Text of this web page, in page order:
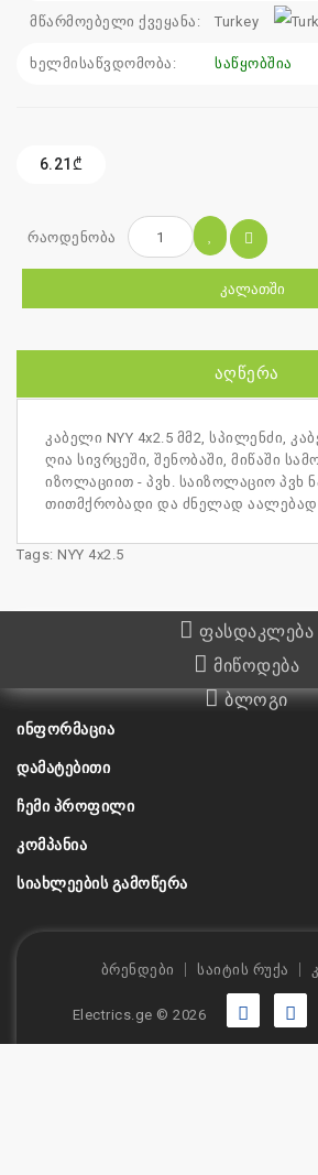
მწარმოებელი ქვეყანა: Turkey
ხელმისაწვდომობა: საწყობშია
6.21₾
რაოდენობა
ᲙᲐᲚᲐᲗᲨᲘ
ᲐᲦᲬᲔᲠᲐ
კაბელი NYY 4x2.5 მმ2, სპილენძი,
ღია სივრცეში, შენობაში, მიწაში
იზოლაციით - პვხ. საიზოლაციო პვხ
თითმქრობადი და ძნელად
Tags: NYY 4x2.5
ფასდაკლება
მიწოდება
ბლოგი
ᲘᲜᲤᲝᲠᲛᲐᲪᲘᲐ
ᲓᲐᲛᲐᲢᲔᲑᲘᲗᲘ
ᲩᲔᲛᲘ ᲞᲠᲝᲤᲘᲚᲘ
ᲙᲝᲛᲞᲐᲜᲘᲐ
ᲡᲘᲐᲮᲚᲔᲔᲑᲘᲡ ᲒᲐᲛᲝᲬᲔᲠᲐ
ბრენდები საიტის რუქა
Electrics.ge © 2026